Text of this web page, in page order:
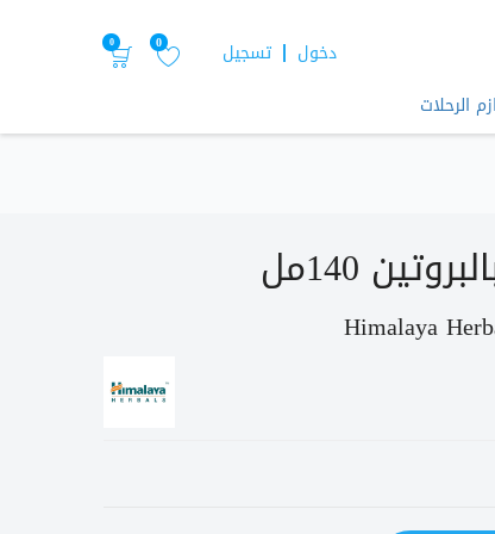
تسجيل دخول 0
0
الرحلات
140مل
Himalaya